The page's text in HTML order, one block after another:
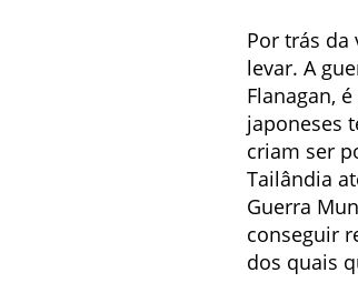
Por trás
levar. A
Flanagan,
japoneses
criam ser
Tailândia
Guerra
conseguir
dos quais